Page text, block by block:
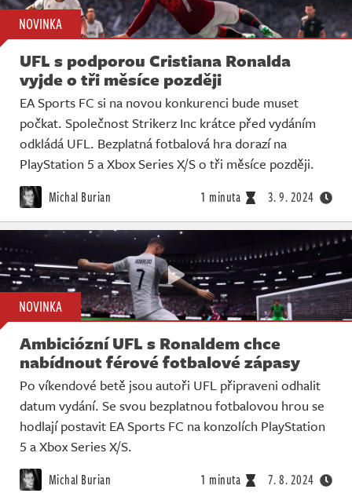
NOVINKA
UFL s podporou Cristiana Ronalda
vyjde o tři měsíce později
EA Sports FC si na novou konkurenci bude muset
počkat. Společnost Strikerz Inc krátce před vydáním
odkládá UFL. Bezplatná fotbalová hra dorazí na
PlayStation 5 a Xbox Series X/S o tři měsíce později.
Michal Burian 1 minuta 3. 9. 2024
NOVINKA
Ambiciózní UFL s Ronaldem chce
nabídnout férové fotbalové zápasy
Po víkendové betě jsou autoři UFL připraveni odhalit
datum vydání. Se svou bezplatnou fotbalovou hrou se
hodlají postavit EA Sports FC na konzolích PlayStation
5 a Xbox Series X/S.
Michal Burian 1 minuta 7. 8. 2024